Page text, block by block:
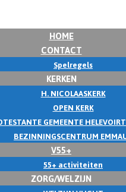
HOME
CONTACT
Spelregels
KERKEN
H. NICOLAASKERK
OPEN KERK
GEMEENTE
BEZINNINGSCENTRUM
V55+
55+ activiteiten
ZORG/WELZIJN